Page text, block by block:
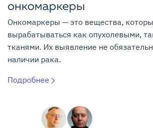
онкомаркеры
Онкомаркеры — это вещества,
вырабатываться как опухолевыми,
тканями. Их выявление не
наличии рака.
Подробнее